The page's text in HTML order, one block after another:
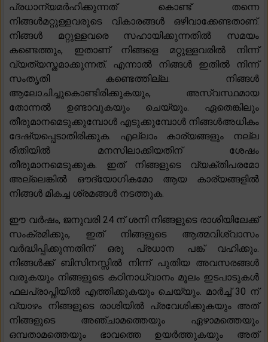
പ്രധാന്യമർഹിക്കുന്നത് കൊണ്ട് തന്നെ
നിങ്ങൾ‌മറ്റുള്ളവരുടെ വികാരങ്ങൾ‌ ഒഴിവാക്കേണ്ടതാണ്.
നിങ്ങൾ മറ്റുള്ളവരെ സഹായിക്കുന്നതിൽ സമയം
കണ്ടെത്തും, ഇതാണ് നിങ്ങളെ മറ്റുള്ളവരിൽ നിന്ന്
വ്യത്യസ്തമാക്കുന്നത്. എന്നാൽ നിങ്ങൾ ഇതിൽ നിന്ന്
സംതൃതി കണ്ടെത്തില്ല. നിങ്ങൾ
ആലോചിച്ചുകൊണ്ടിരിക്കുകയും, അസ്വസ്ഥമായ
തോന്നൽ ഉണ്ടാവുകയും ചെയ്യും. ഏതെങ്കിലും
തീരുമാനമെടുക്കുമ്പോൾ എടുക്കുമ്പോൾ നിങ്ങൾഅധികം
ദേഷ്യപ്പെടാതിരിക്കുക. എല്ലാം കാര്യങ്ങളും നല്ല
രീതിയിൽ മനസിലാക്കിയതിന് ശേഷം
തീരുമാനമെടുക്കുക. ഇത് നിങ്ങളുടെ വ്യക്തിപരമോ
അല്ലെങ്കിൽ ഔദ്യോഗികമോ ആയ കാര്യങ്ങളിൽ
നിങ്ങൾ മികച്ച ശ്രമങ്ങൾ നടത്തുക.
ഈ വർഷം, ജനുവരി 24 ന് ശനി നിങ്ങളുടെ രാശിയിലേക്ക്
സംക്രമിക്കും, ഇത് നിങ്ങളുടെ ആത്മവിശ്വാസം
വർദ്ധിപ്പിക്കുന്നതിന് ഒരു പ്രധാന പങ്ക് വഹിക്കും.
നിങ്ങൾക്ക് ബിസിനസ്സിൽ നിന്ന് പുതിയ അവസരങ്ങൾ
വരുകയും നിങ്ങളുടെ കഠിനാധ്വാനം മൂലം ഇടപാടുകൾ
ഫലപ്രാപ്തിയിൽ എത്തിക്കുകയും ചെയ്യും. മാർച്ച് 30 ന്
വ്യാഴം നിങ്ങളുടെ രാശിയിൽ പ്രവേശിക്കുകയും അത്
നിങ്ങളുടെ അഞ്ചാമത്തെയും ഏഴാമത്തെയും
ഒമ്പതാമത്തെയും ഭാവത്തെ ഉയർത്തുകയും അത്